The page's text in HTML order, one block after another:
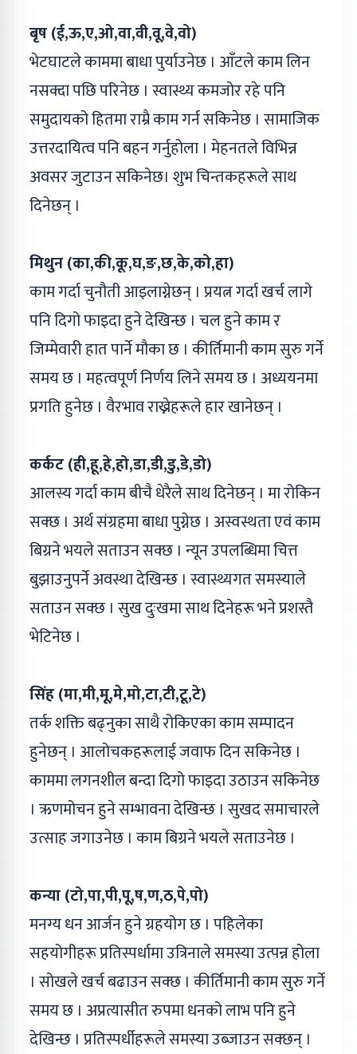
बृष (ई,ऊ,ए,ओ,वा,वी,वू,वे,वो)
भेटघाटले काममा बाधा पुर्याउनेछ । आँटले काम लिन
नसक्दा पछि परिनेछ । स्वास्थ्य कमजोर रहे पनि
समुदायको हितमा राम्रै काम गर्न सकिनेछ । सामाजिक
उत्तरदायित्व पनि बहन गर्नुहोला । मेहनतले विभिन्न
अवसर जुटाउन सकिनेछ। शुभ चिन्तकहरूले साथ
दिनेछन् ।
मिथुन (का,की,कू,घ,ङ,छ,के,को,हा)
काम गर्दा चुनौती आइलाग्नेछन् । प्रयत्न गर्दा खर्च लागे
पनि दिगो फाइदा हुने देखिन्छ । चल हुने काम र
जिम्मेवारी हात पार्ने मौका छ । कीर्तिमानी काम सुरु गर्ने
समय छ । महत्वपूर्ण निर्णय लिने समय छ । अध्ययनमा
प्रगति हुनेछ । वैरभाव राख्नेहरूले हार खानेछन् ।
कर्कट (ही,हू,हे,हो,डा,डी,डु,डे,डो)
आलस्य गर्दा काम बीचै धेरैले साथ दिनेछन् । मा रोकिन
सक्छ । अर्थ संग्रहमा बाधा पुग्नेछ । अस्वस्थता एवं काम
बिग्रने भयले सताउन सक्छ । न्यून उपलब्धिमा चित्त
बुझाउनुपर्ने अवस्था देखिन्छ । स्वास्थ्यगत समस्याले
सताउन सक्छ । सुख दुःखमा साथ दिनेहरू भने प्रशस्तै
भेटिनेछ ।
सिंह (मा,मी,मू,मे,मो,टा,टी,टू,टे)
तर्क शक्ति बढ्नुका साथै रोकिएका काम सम्पादन
हुनेछन् । आलोचकहरूलाई जवाफ दिन सकिनेछ ।
काममा लगनशील बन्दा दिगो फाइदा उठाउन सकिनेछ
। ऋणमोचन हुने सम्भावना देखिन्छ । सुखद समाचारले
उत्साह जगाउनेछ । काम बिग्रने भयले सताउनेछ ।
कन्या (टो,पा,पी,पू,ष,ण,ठ,पे,पो)
मनग्य धन आर्जन हुने ग्रहयोग छ । पहिलेका
सहयोगीहरू प्रतिस्पर्धामा उत्रिनाले समस्या उत्पन्न होला
। सोखले खर्च बढाउन सक्छ । कीर्तिमानी काम सुरु गर्ने
समय छ । अप्रत्यासीत रुपमा धनको लाभ पनि हुने
देखिन्छ । प्रतिस्पर्धीहरूले समस्या उब्जाउन सक्छन् ।